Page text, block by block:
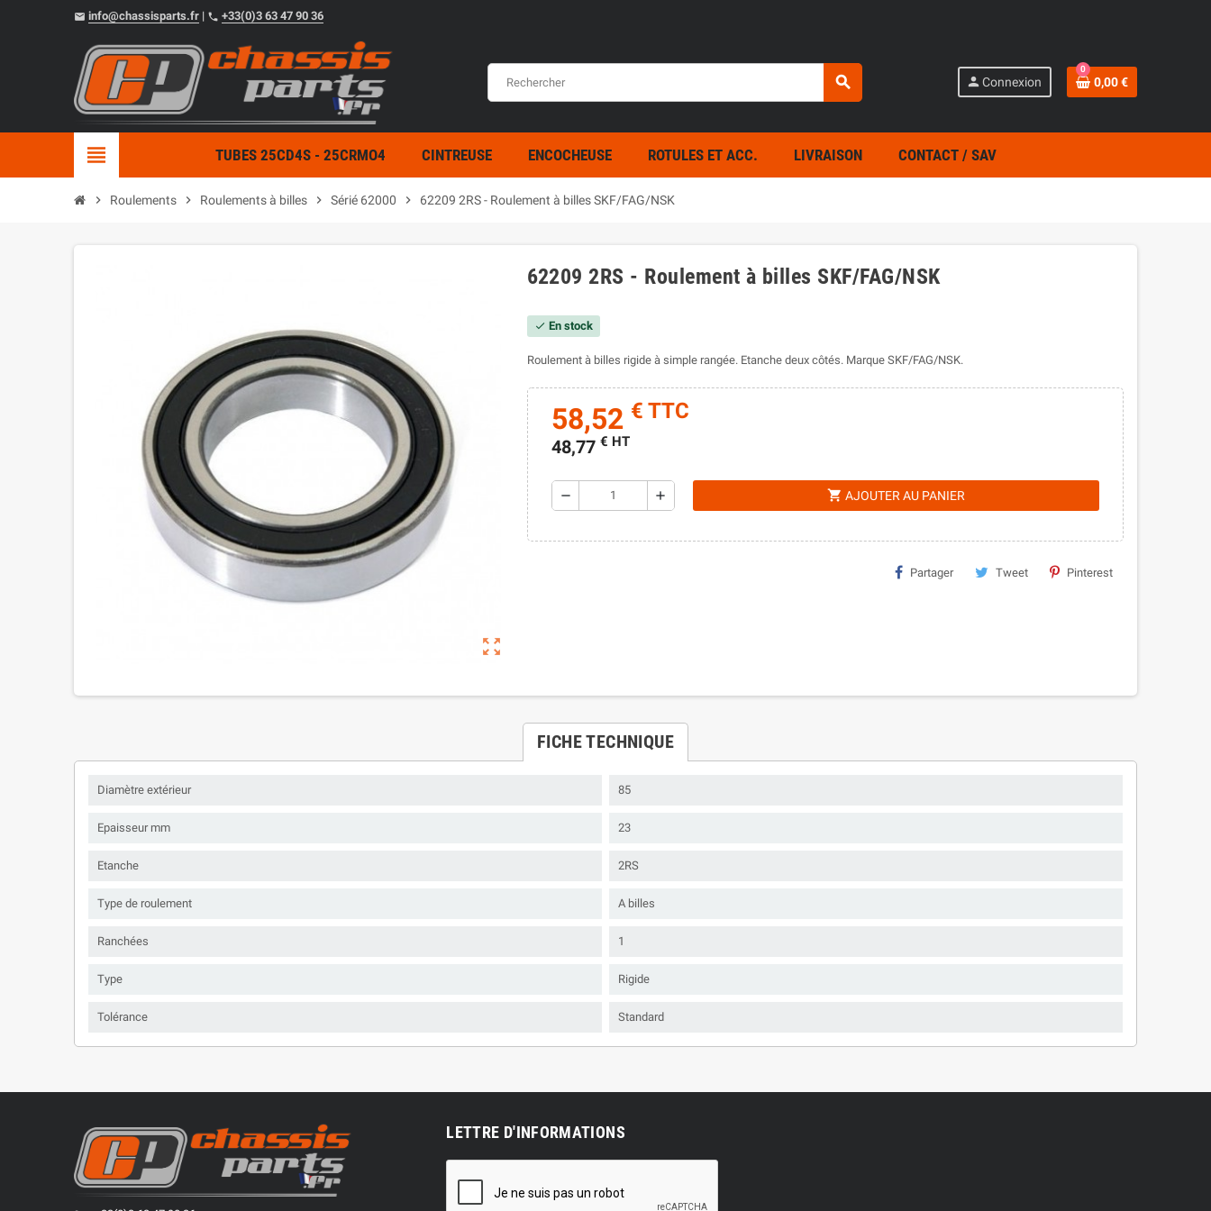
email info@chassisparts.fr | phone +33(0)3 63 47 90 36
search person Connexion
0
0,00 €
view_headline TUBES 25CD4S - 25CRMO4 CINTREUSE ENCOCHEUSE ROTULES ET ACC. LIVRAISON CONTACT / SAV
chevron_right Roulements chevron_right Roulements à billes chevron_right Sérié 62000 chevron_right 62209 2RS - Roulement à billes SKF/FAG/NSK
zoom_out_map
62209 2RS - Roulement à billes SKF/FAG/NSK
check En stock
Roulement à billes rigide à simple rangée. Etanche deux côtés. Marque SKF/FAG/NSK.
58,52 € TTC
48,77 € HT
remove add shopping_cart AJOUTER AU PANIER
Partager Tweet Pinterest
FICHE TECHNIQUE
Diamètre extérieur 85
Epaisseur mm 23
Etanche 2RS
Type de roulement A billes
Ranchées 1
Type Rigide
Tolérance Standard
LETTRE D'INFORMATIONS